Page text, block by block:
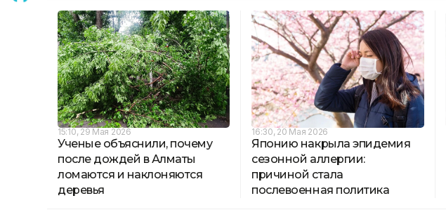
15:10, 29 Мая 2026
Ученые объяснили, почему
после дождей в Алматы
ломаются и наклоняются
деревья
16:30, 20 Мая 2026
Японию накрыла эпидемия
сезонной аллергии:
причиной стала
послевоенная политика